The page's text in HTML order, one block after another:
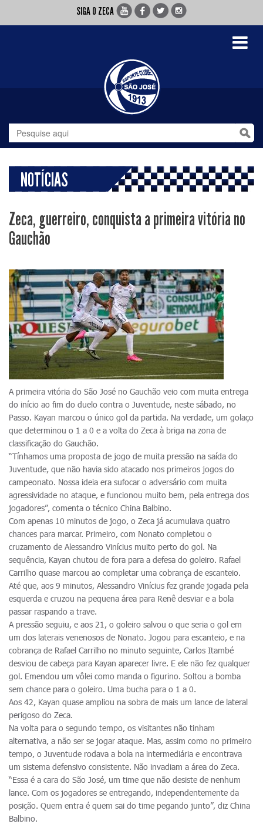
SIGA O ZECA
Toggle
NOTÍCIAS
Zeca, guerreiro, conquista a primeira vitória no
Gauchão
A primeira vitória do São José no Gauchão veio com muita entrega
do início ao fim do duelo contra o Juventude, neste sábado, no
Passo. Kayan marcou o único gol da partida. Na verdade, um golaço
que determinou o 1 a 0 e a volta do Zeca à briga na zona de
classificação do Gauchão.
“Tínhamos uma proposta de jogo de muita pressão na saída do
Juventude, que não havia sido atacado nos primeiros jogos do
campeonato. Nossa ideia era sufocar o adversário com muita
agressividade no ataque, e funcionou muito bem, pela entrega dos
jogadores”, comenta o técnico China Balbino.
Com apenas 10 minutos de jogo, o Zeca já acumulava quatro
chances para marcar. Primeiro, com Nonato completou o
cruzamento de Alessandro Vinícius muito perto do gol. Na
sequência, Kayan chutou de fora para a defesa do goleiro. Rafael
Carrilho quase marcou ao completar uma cobrança de escanteio.
Até que, aos 9 minutos, Alessandro Vinícius fez grande jogada pela
esquerda e cruzou na pequena área para Renê desviar e a bola
passar raspando a trave.
A pressão seguiu, e aos 21, o goleiro salvou o que seria o gol em
um dos laterais venenosos de Nonato. Jogou para escanteio, e na
cobrança de Rafael Carrilho no minuto seguinte, Carlos Itambé
desviou de cabeça para Kayan aparecer livre. E ele não fez qualquer
gol. Emendou um vôlei como manda o figurino. Soltou a bomba
sem chance para o goleiro. Uma bucha para o 1 a 0.
Aos 42, Kayan quase ampliou na sobra de mais um lance de lateral
perigoso do Zeca.
Na volta para o segundo tempo, os visitantes não tinham
alternativa, a não ser se jogar ataque. Mas, assim como no primeiro
tempo, o Juventude rodava a bola na intermediária e encontrava
um sistema defensivo consistente. Não invadiam a área do Zeca.
“Essa é a cara do São José, um time que não desiste de nenhum
lance. Com os jogadores se entregando, independentemente da
posição. Quem entra é quem sai do time pegando junto”, diz China
Balbino.